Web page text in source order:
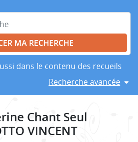
dans le contenu des recueils
Recherche avancée
Chant Seul
VINCENT